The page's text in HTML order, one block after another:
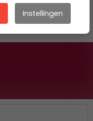
Instellingen